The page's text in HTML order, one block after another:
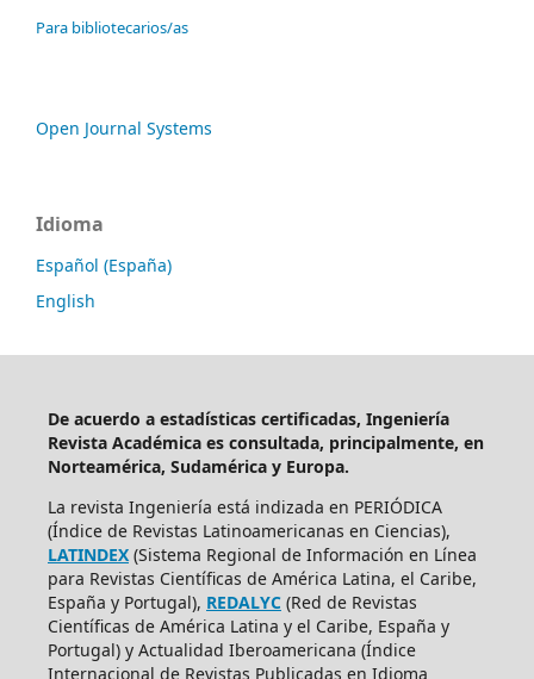
Para bibliotecarios/as
Open Journal Systems
Idioma
Español (España)
English
De acuerdo a estadísticas certificadas, Ingeniería
Revista Académica es consultada, principalmente, en
Norteamérica, Sudamérica y Europa.
La revista Ingeniería está indizada en PERIÓDICA
(Índice de Revistas Latinoamericanas en Ciencias),
LATINDEX (Sistema Regional de Información en Línea
para Revistas Científicas de América Latina, el Caribe,
España y Portugal), REDALYC (Red de Revistas
Científicas de América Latina y el Caribe, España y
Portugal) y Actualidad Iberoamericana (Índice
Internacional de Revistas Publicadas en Idioma